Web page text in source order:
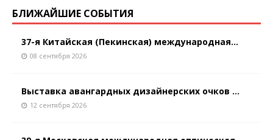
БЛИЖАЙШИЕ СОБЫТИЯ
37-я Китайская (Пекинская) международная...
08 сентября 2026
Выставка авангардных дизайнерских очков ...
12 сентября 2026